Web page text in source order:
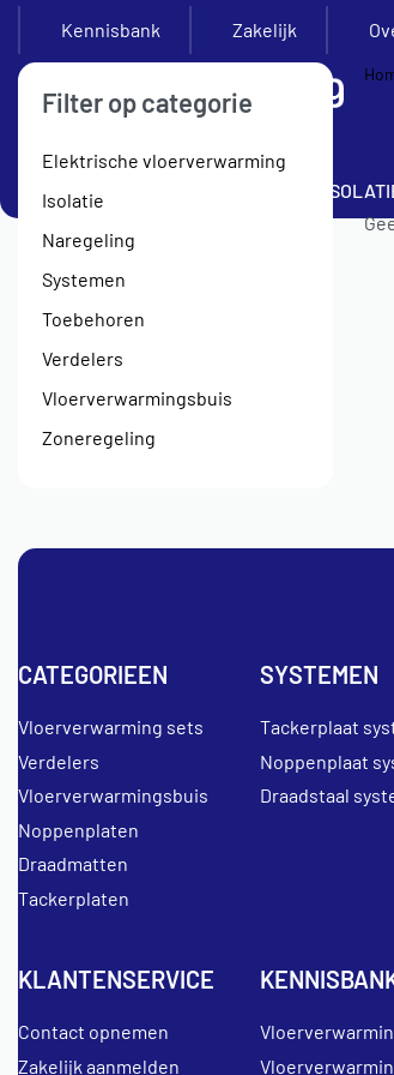
Kennisbank Zakelijk
SETS
Filter op categorie
Elektrische vloerverwarming
Isolatie
Naregeling
Systemen
Toebehoren
Verdelers
Vloerverwarmingsbuis
Zoneregeling
CATEGORIEEN
Vloerverwarming sets
Verdelers
Vloerverwarmingsbuis
Noppenplaten
Draadmatten
Tackerplaten
SYSTEMEN
Tackerplaat
Noppenplaat
Draadstaal
KLANTENSERVICE
Contact opnemen
Zakelijk aanmelden